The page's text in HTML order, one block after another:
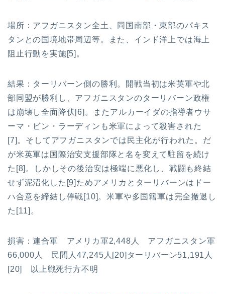
場所：アフガニスタン全土、同国南部・東部のパキス
タンとの国境地帯周辺等。また、インド洋上では海上
阻止行動を実施[5]。
結果：ターリバーン側の勝利。開戦当初は米英軍や北
部同盟が勝利し、アフガニスタンのターリバーン政権
は崩壊し全面降伏[6]。またアルカーイダの指導者ウサ
ーマ・ビン・ラーディンも米軍によって殺害された
[7]。そしてアフガニスタンでは民主化が行われた。だ
が米英軍は国際治安支援部隊と名を変えて駐留を続け
た[8]。しかしその後治安は極端に悪化し、戦闘も終結
せず泥沼化した[9]ためアメリカとターリバーンはドー
ハ合意を締結し停戦[10]。米軍や多国籍軍は完全撤退し
た[11]。
損害：連合軍 アメリカ軍2,448人 アフガニスタン軍
66,000人 民間人47,245人[20]ターリバーン51,191人
[20] 以上戦死行方不明